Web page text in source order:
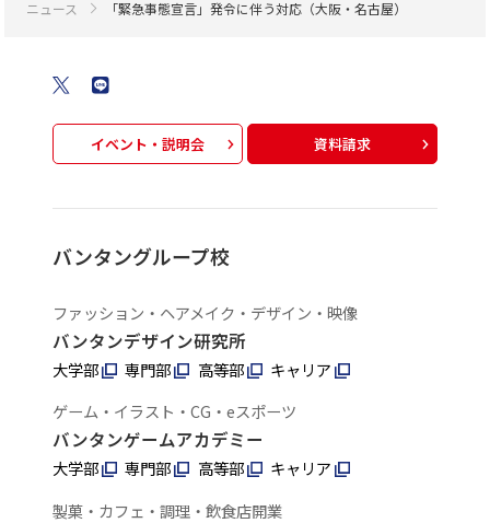
ニュース
「緊急事態宣言」発令に伴う対応（大阪・名古屋）
イベント・説明会 資料請求
バンタングループ校
ファッション・ヘアメイク・デザイン・映像
バンタンデザイン研究所
大学部 専門部 高等部
キャリア
ゲーム・イラスト・CG・eスポーツ
バンタンゲームアカデミー
大学部 専門部 高等部
キャリア
製菓・カフェ・調理・飲食店開業